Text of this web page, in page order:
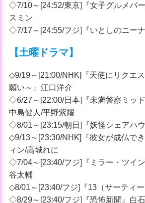
◇7/10～[24:52/東京]『女子グルメバ
スミン
◇7/17～[24:55/フジ]『いとしのニー
【土曜ドラマ】
◇9/19～[21:00/NHK]『天使にリクエ
願い～』江口洋介
◇6/27～[22:00/日本]『未満警察ミッド
中島健人/平野紫耀
◇8/01～[23:15/朝日]『妖怪シェアハ
◇9/13～[23:30/NHK]『彼女が成仏で
ィン/高城れに
◇7/04～[23:40/フジ]『ミラー・ツイ
谷太輔
◇8/01～[23:40/フジ]『13（サーティ
◇8/29～[23:40/フジ]『恐怖新聞』白